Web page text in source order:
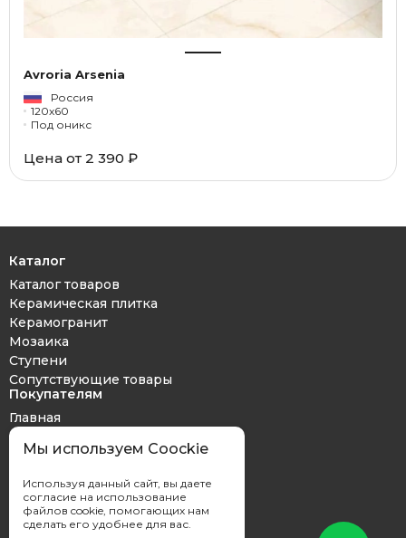
Avroria Arsenia
Россия
120x60
Под оникс
Цена от 2 390 ₽
Каталог
Каталог товаров
Керамическая плитка
Керамогранит
Мозаика
Ступени
Сопутствующие товары
Покупателям
Главная
Дизайн проект
Оплата и доставка
Контакты
Мы используем Coockie
Используя данный сайт, вы даете
согласие на использование
файлов cookie, помогающих нам
сделать его удобнее для вас.